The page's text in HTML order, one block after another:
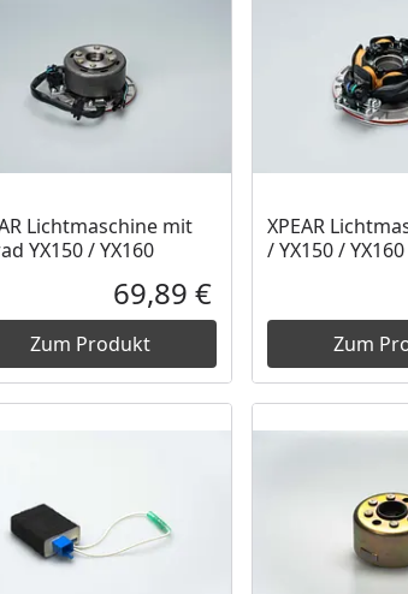
Lichtmaschine mit
YX150 / YX160
Aktueller Preis
69,89 €
Zum Produkt
XPEAR
/ YX150 / YX160
Zum